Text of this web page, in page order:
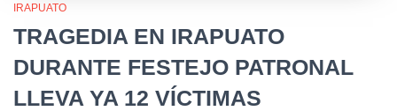
IRAPUATO
TRAGEDIA EN IRAPUATO
DURANTE FESTEJO PATRONAL
LLEVA YA 12 VÍCTIMAS